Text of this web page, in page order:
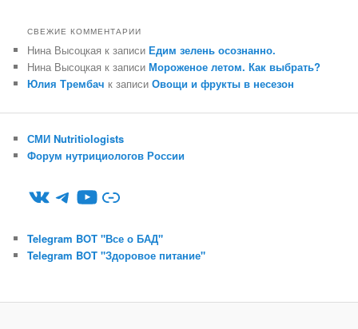
СВЕЖИЕ КОММЕНТАРИИ
Нина Высоцкая к записиЕдим зелень осознанно.
Нина Высоцкая к записиМороженое летом. Как выбрать?
Юлия Трембач к записиОвощи и фрукты в несезон
СМИ Nutritiologists
Форум нутрициологов России
ВКонтакте
Telegram
YouTube
Ссылка
Telegram BOT "Все о БАД"
Telegram BOT "Здоровое питание"